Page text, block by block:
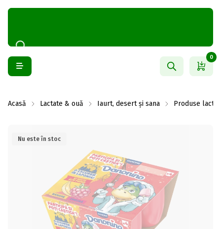
0
Acasă Lactate & ouă Iaurt, desert și sana Produse
Nu este în stoc